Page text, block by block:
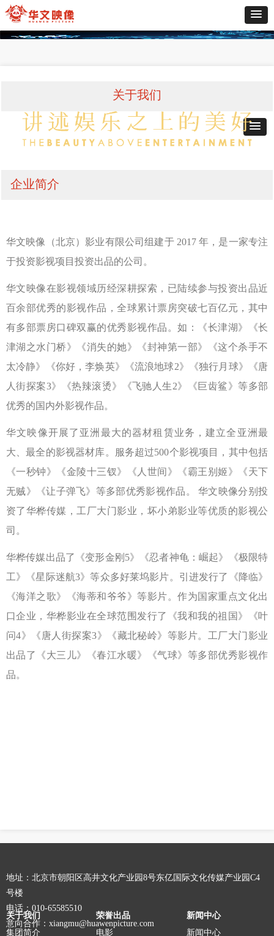
华文映像（北京）影业有限公司组建于 2017 年，是一家专注
于投资影视项目投资出品的公司。
华文映像在影视领域历经深耕探索，已陆续参与投资出品近
百余部优秀的影视作品，全球累计票房突破七百亿元，其中
有多部票房口碑双赢的优秀影视作品。如：《长津湖》《长
津湖之水门桥》《消失的她》《封神第一部》《这个杀手不
太冷静》《你好，李焕英》《流浪地球2》《独行月球》《唐
人街探案3》《热辣滚烫》《飞驰人生2》《巨齿鲨》等多部
优秀的国内外影视作品。
华文映像开展了亚洲最大的器材租赁业务，建立全亚洲最
大、最全的影视器材库。服务超过500个影视项目，其中包括
《一秒钟》《金陵十三钗》《人世间》《霸王别姬》《天下
无贼》《让子弹飞》等多部优秀影视作品。 华文映像分别投
资了华桦传媒，工厂大门影业，坏小弟影业等优质的影视公
司。
华桦传媒出品了《变形金刚5》《忍者神龟：崛起》《极限特
工》《星际迷航3》等众多好莱坞影片。引进发行了《降临》
《海洋之歌》《海蒂和爷爷》等影片。作为国家重点文化出
口企业，华桦影业在全球范围发行了《我和我的祖国》《叶
问4》《唐人街探案3》《藏北秘岭》等影片。工厂大门影业
出品了《大三儿》《春江水暖》《气球》等多部优秀影视作
品。
关于我们
企业简介
地址：北京市朝阳区高井文化产业园8号东亿国际文化传媒产业园C4
号楼
电话：010-65585510
意向合作：xiangmu@huawenpicture.com
关于我们
集团简介
荣誉出品
电影
新闻中心
新闻中心